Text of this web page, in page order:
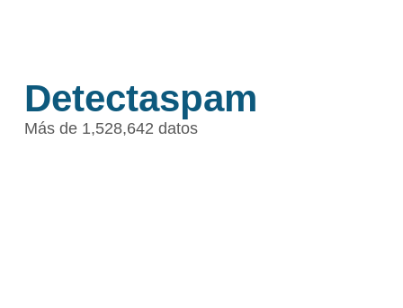
Detectaspam
Más de 1,528,642 datos